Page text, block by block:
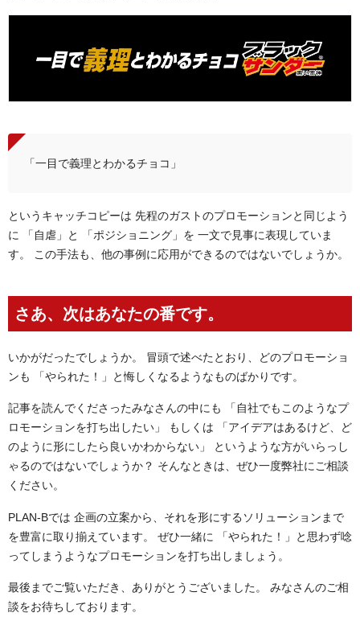
「一目で義理とわかるチョコ」
というキャッチコピーは 先程のガストのプロモーションと同じよう
に 「自虐」と 「ポジショニング」を 一文で見事に表現していま
す。 この手法も、他の事例に応用ができるのではないでしょうか。
さあ、次はあなたの番です。
いかがだったでしょうか。 冒頭で述べたとおり、どのプロモーショ
ンも 「やられた！」と悔しくなるようなものばかりです。
記事を読んでくださったみなさんの中にも 「自社でもこのようなプ
ロモーションを打ち出したい」 もしくは 「アイデアはあるけど、ど
のように形にしたら良いかわからない」 というような方がいらっし
ゃるのではないでしょうか？ そんなときは、ぜひ一度弊社にご相談
ください。
PLAN-Bでは 企画の立案から、それを形にするソリューションまで
を豊富に取り揃えています。 ぜひ一緒に 「やられた！」と思わず唸
ってしまうようなプロモーションを打ち出しましょう。
最後までご覧いただき、ありがとうございました。 みなさんのご相
談をお待ちしております。